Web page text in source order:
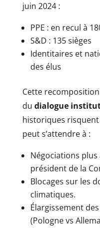
juin 2024 :
PPE : en recul à
S&D : 135 sièges
Identitaires et
des élus
Cette
du dialogue
historiques risquent
peut s’attendre à :
Négociations
président de la
Blocages sur les
climatiques.
Élargissement
(Pologne vs